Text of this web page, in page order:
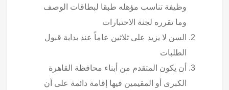
وظيفة تناسب مؤهله طبقا لبطاقات الوصف
وما تقرره لجنة الاختبارات
السن لا يزيد على ثلاثين عاماً عند بداية قبول
الطلبات
أن يكون المتقدم من أبناء محافظة القاهرة
الكبرى أو المقيمين فيها إقامة دائمة على أن